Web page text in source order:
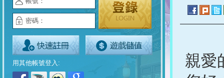
密碼：
用其他帳號登入:
親愛